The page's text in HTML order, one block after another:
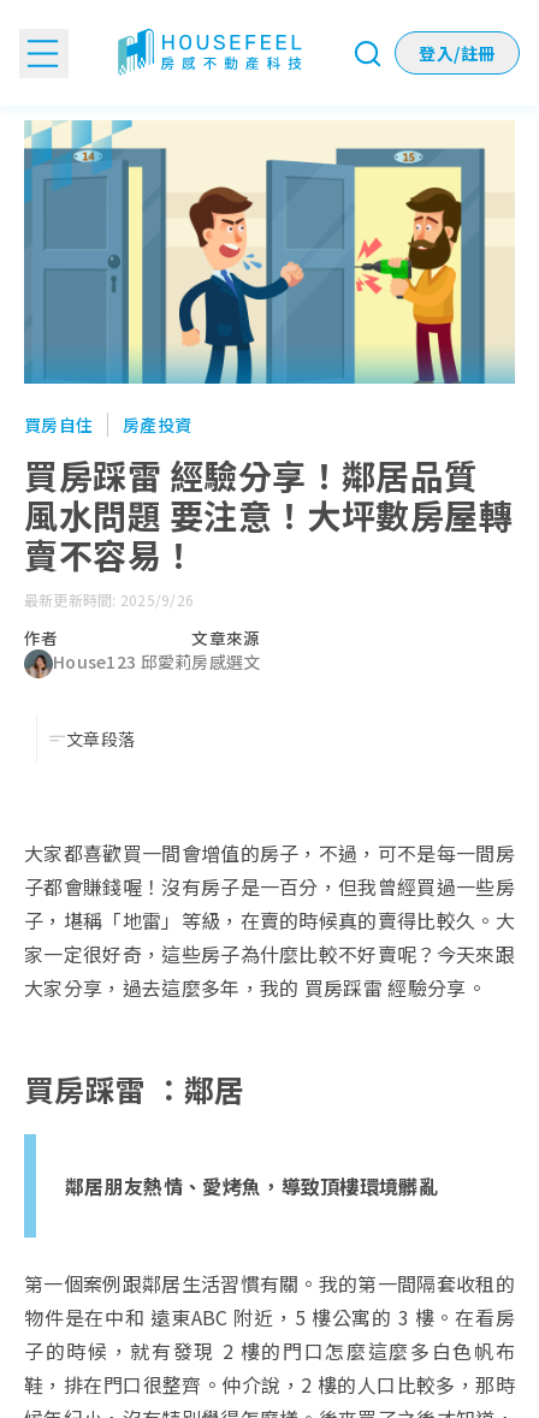
登入/註冊
買房踩雷 經驗分享！鄰居品質 風水問題 要注意！大坪數房屋
買房自住 房產投資
買房踩雷 經驗分享！鄰居品質
風水問題 要注意！大坪數房屋轉
賣不容易！
最新更新時間: 2025/9/26
作者
House123 邱愛莉
文章來源
房感選文
文章段落
大家都喜歡買一間會增值的房子，不過，可不是每一間房
子都會賺錢喔！沒有房子是一百分，但我曾經買過一些房
子，堪稱「地雷」等級，在賣的時候真的賣得比較久。大
家一定很好奇，這些房子為什麼比較不好賣呢？今天來跟
大家分享，過去這麼多年，我的 買房踩雷 經驗分享。
買房踩雷 ：鄰居
鄰居朋友熱情、愛烤魚，導致頂樓環境髒亂
第一個案例跟鄰居生活習慣有關。我的第一間隔套收租的
物件是在中和 遠東ABC 附近，5 樓公寓的 3 樓。在看房
子的時候，就有發現 2 樓的門口怎麼這麼多白色帆布
鞋，排在門口很整齊。仲介說，2 樓的人口比較多，那時